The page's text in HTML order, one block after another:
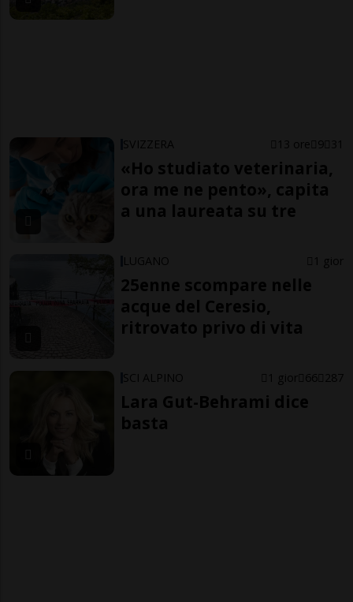
SVIZZERA 13 ore 9 31
«Ho studiato veterinaria,
ora me ne pento», capita
a una laureata su tre
LUGANO 1 gior
25enne scompare nelle
acque del Ceresio,
ritrovato privo di vita
SCI ALPINO 1 gior 66 287
Lara Gut-Behrami dice
basta